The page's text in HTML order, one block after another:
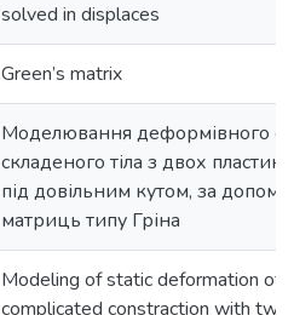
solved in displaces
Green’s matrix
Моделювання деформівного
складеного тіла з двох
під довільним кутом, за
матриць типу Гріна
Modeling of static deformation of
complicated constraction with